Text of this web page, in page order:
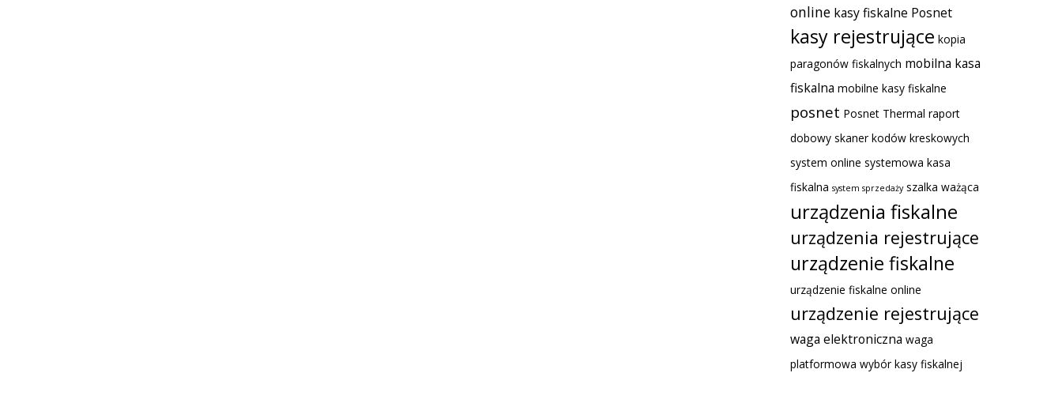
online kasy fiskalne Posnet
kasy rejestrujące kopia
paragonów fiskalnych mobilna kasa
fiskalna mobilne kasy fiskalne
posnet Posnet Thermal raport
dobowy skaner kodów kreskowych
system online systemowa kasa
fiskalna system sprzedaży szalka ważąca
urządzenia fiskalne
urządzenia rejestrujące
urządzenie fiskalne
urządzenie fiskalne online
urządzenie rejestrujące
waga elektroniczna waga
platformowa wybór kasy fiskalnej